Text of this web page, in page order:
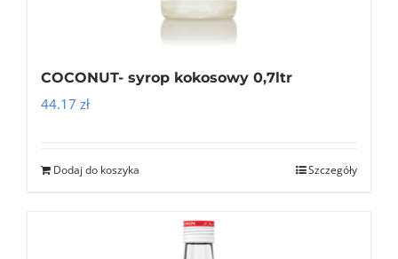
COCONUT- syrop kokosowy 0,7ltr
44.17 zł
Dodaj do koszyka Szczegóły